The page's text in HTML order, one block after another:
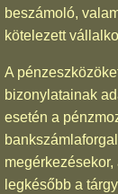
beszámoló,
kötelezett
A
bizonylatainak
esetén a
legkésőbb a